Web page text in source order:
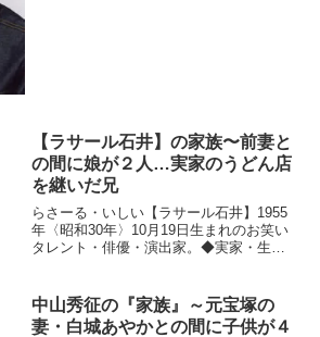
【ラサール石井】の家族〜前妻と
の間に娘が２人…実家のうどん店
を継いだ兄
らさーる・いしい【ラサール石井】1955
年〈昭和30年〉10月19日生まれのお笑い
タレント・俳優・演出家。◆実家・生い
市立住吉中学校を卒業後、鹿児島県の私
立ラ・サール高...
中山秀征の『家族』～元宝塚の
妻・白城あやかとの間に子供が４